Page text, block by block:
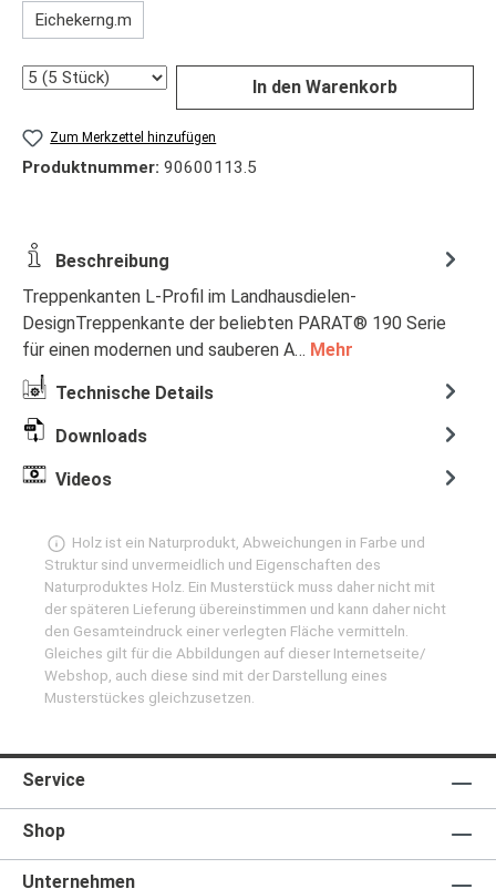
Eichekerng.m
Anzahl In den Warenkorb
Zum Merkzettel hinzufügen
Produktnummer: 90600113.5
Beschreibung
Treppenkanten L-Profil im Landhausdielen-
DesignTreppenkante der beliebten PARAT® 190 Serie
für einen modernen und sauberen A… Mehr
Technische Details
Downloads
Videos
Holz ist ein Naturprodukt, Abweichungen in Farbe und
Struktur sind unvermeidlich und Eigenschaften des
Naturproduktes Holz. Ein Musterstück muss daher nicht mit
der späteren Lieferung übereinstimmen und kann daher nicht
den Gesamteindruck einer verlegten Fläche vermitteln.
Gleiches gilt für die Abbildungen auf dieser Internetseite/
Webshop, auch diese sind mit der Darstellung eines
Musterstückes gleichzusetzen.
Service
Shop
Unternehmen